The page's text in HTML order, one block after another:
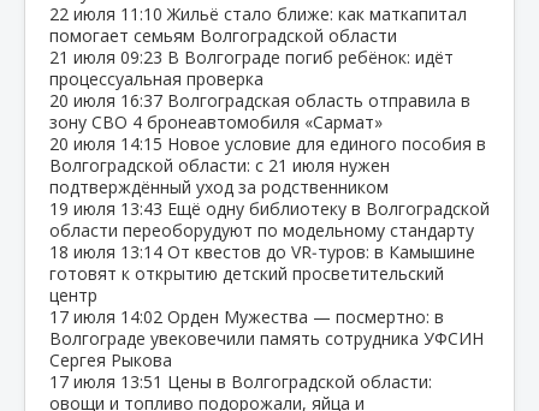
22 июля 11:10 Жильё стало ближе: как маткапитал
помогает семьям Волгоградской области
21 июля 09:23 В Волгограде погиб ребёнок: идёт
процессуальная проверка
20 июля 16:37 Волгоградская область отправила в
зону СВО 4 бронеавтомобиля «Сармат»
20 июля 14:15 Новое условие для единого пособия в
Волгоградской области: с 21 июля нужен
подтверждённый уход за родственником
19 июля 13:43 Ещё одну библиотеку в Волгоградской
области переоборудуют по модельному стандарту
18 июля 13:14 От квестов до VR‑туров: в Камышине
готовят к открытию детский просветительский
центр
17 июля 14:02 Орден Мужества — посмертно: в
Волгограде увековечили память сотрудника УФСИН
Сергея Рыкова
17 июля 13:51 Цены в Волгоградской области:
овощи и топливо подорожали, яйца и